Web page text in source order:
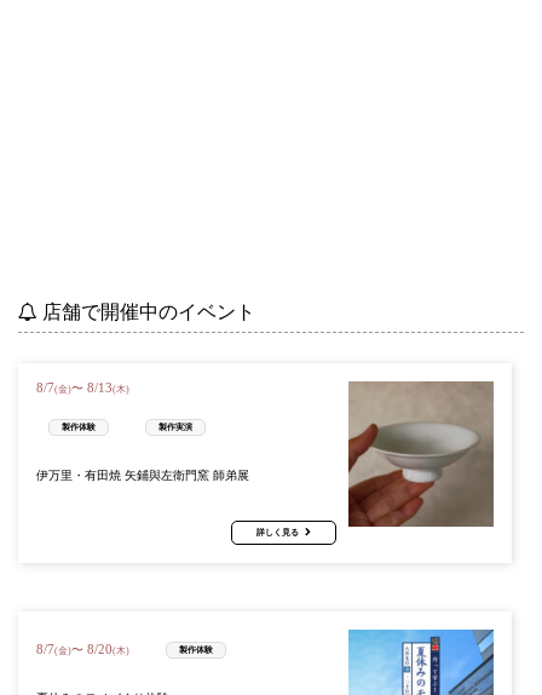
店舗で開催中のイベント
8/7(金)〜 8/13(木)
製作体験 製作実演
伊万里・有田焼 矢鋪與左衛門窯 師弟展
詳しく見る
8/7(金)〜 8/20(木) 製作体験